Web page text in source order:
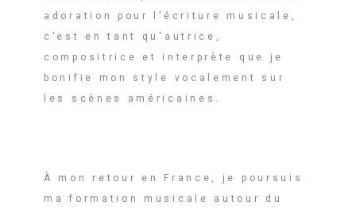
adoration pour l’écriture musicale,
c’est en tant qu'autrice,
compositrice et interprète que je
bonifie mon style vocalement sur
les scènes américaines.
À mon retour en France, je poursuis
ma formation musicale autour du